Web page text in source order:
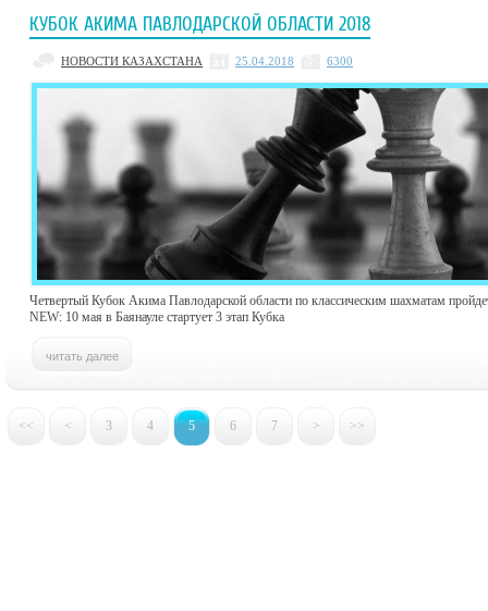
КУБОК АКИМА ПАВЛОДАРСКОЙ ОБЛАСТИ 2018
НОВОСТИ КАЗАХСТАНА 25.04.2018 6300
Четвертый Кубок Акима Павлодарской области по классическим шахматам
NEW: 10 мая в Баянауле стартует 3 этап Кубка
<< < 3 4 5 6 7 > >>